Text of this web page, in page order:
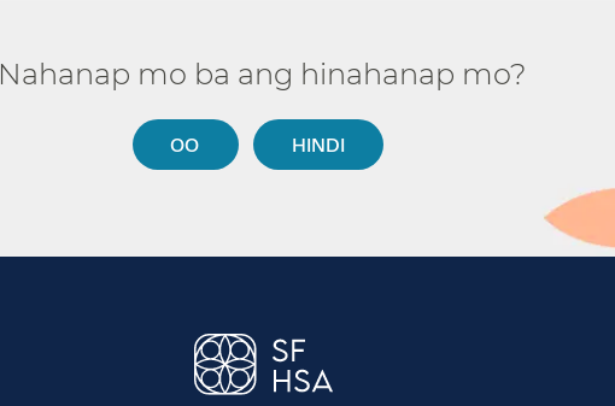
Nahanap mo ba ang hinahanap mo?​​
OO​​ HINDI​​